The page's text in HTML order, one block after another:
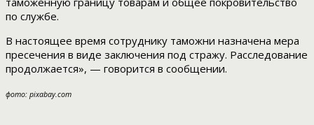
по службе.
В настоящее время сотруднику таможни назначена мера
пресечения в виде заключения под стражу. Расследование
продолжается», — говорится в сообщении.
фото: pixabay.com